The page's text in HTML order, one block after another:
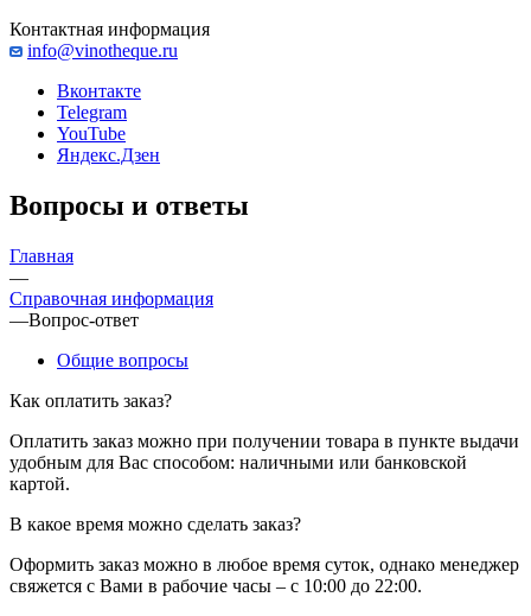
Контактная информация
info@vinotheque.ru
Вконтакте
Telegram
YouTube
Яндекс.Дзен
Вопросы и ответы
Главная
—
Справочная информация
—Вопрос-ответ
Общие вопросы
Как оплатить заказ?
Оплатить заказ можно при получении товара в пункте выдачи
удобным для Вас способом: наличными или банковской
картой.
В какое время можно сделать заказ?
Оформить заказ можно в любое время суток, однако менеджер
свяжется с Вами в рабочие часы – с 10:00 до 22:00.